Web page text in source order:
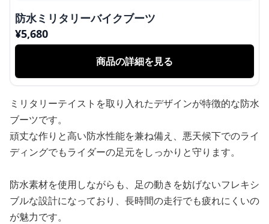
防水ミリタリーバイクブーツ
¥5,680
商品の詳細を見る
ミリタリーテイストを取り入れたデザインが特徴的な防水
ブーツです。
頑丈な作りと高い防水性能を兼ね備え、悪天候下でのライ
ディングでもライダーの足元をしっかりと守ります。
防水素材を使用しながらも、足の動きを妨げないフレキシ
ブルな設計になっており、長時間の走行でも疲れにくいの
が魅力です。